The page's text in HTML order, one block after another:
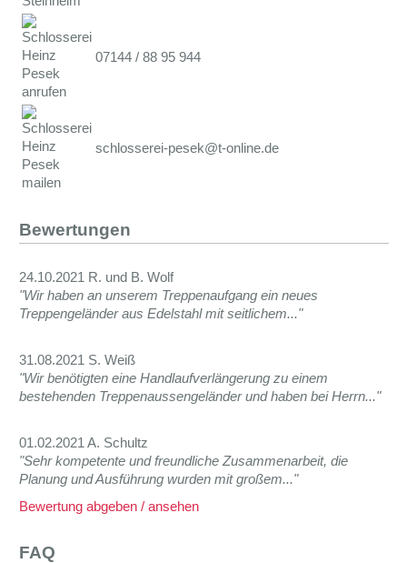
07144 / 88 95 944
schlosserei-pesek@t-online.de
Bewertungen
24.10.2021 R. und B. Wolf
"Wir haben an unserem Treppenaufgang ein neues
Treppengeländer aus Edelstahl mit seitlichem..."
31.08.2021 S. Weiß
"Wir benötigten eine Handlaufverlängerung zu einem
bestehenden Treppenaussengeländer und haben bei Herrn..."
01.02.2021 A. Schultz
"Sehr kompetente und freundliche Zusammenarbeit, die
Planung und Ausführung wurden mit großem..."
Bewertung abgeben / ansehen
FAQ